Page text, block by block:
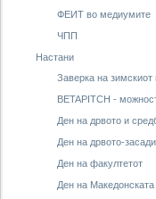
ФЕИТ во медиумите
ЧПП
Настани
Заверка на зимскиот
BETAPITCH -
Ден на дрвото и
Ден на дрвото-засади
Ден на факултетот
Ден на